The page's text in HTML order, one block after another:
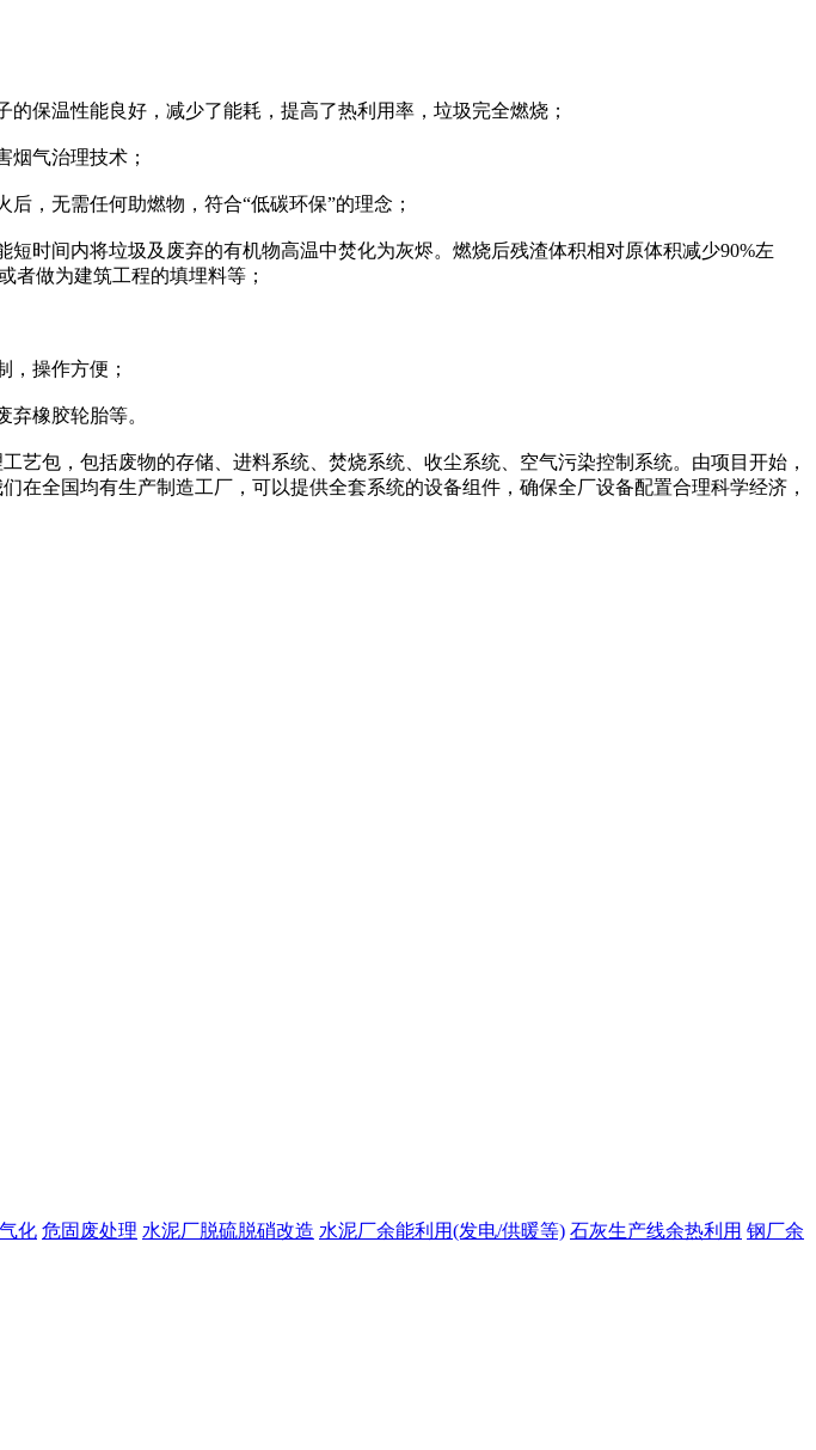
温性能良好，减少了能耗，提高了热利用率，垃圾完全燃烧；
气治理技术；
，无需任何助燃物，符合“低碳环保”的理念；
间内将垃圾及废弃的有机物高温中焚化为灰烬。燃烧后残渣体积相对原体积减少90%左
者做为建筑工程的填埋料等；
操作方便；
橡胶轮胎等。
包，包括废物的存储、进料系统、焚烧系统、收尘系统、空气污染控制系统。由项目开始，
全国均有生产制造工厂，可以提供全套系统的设备组件，确保全厂设备配置合理科学经济，
化 危固废处理 水泥厂脱硫脱硝改造 水泥厂余能利用(发电/供暖等) 石灰生产线余热利用 钢厂余